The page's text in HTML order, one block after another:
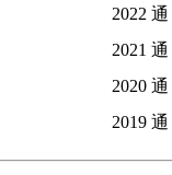
2022
2021
2020
2019